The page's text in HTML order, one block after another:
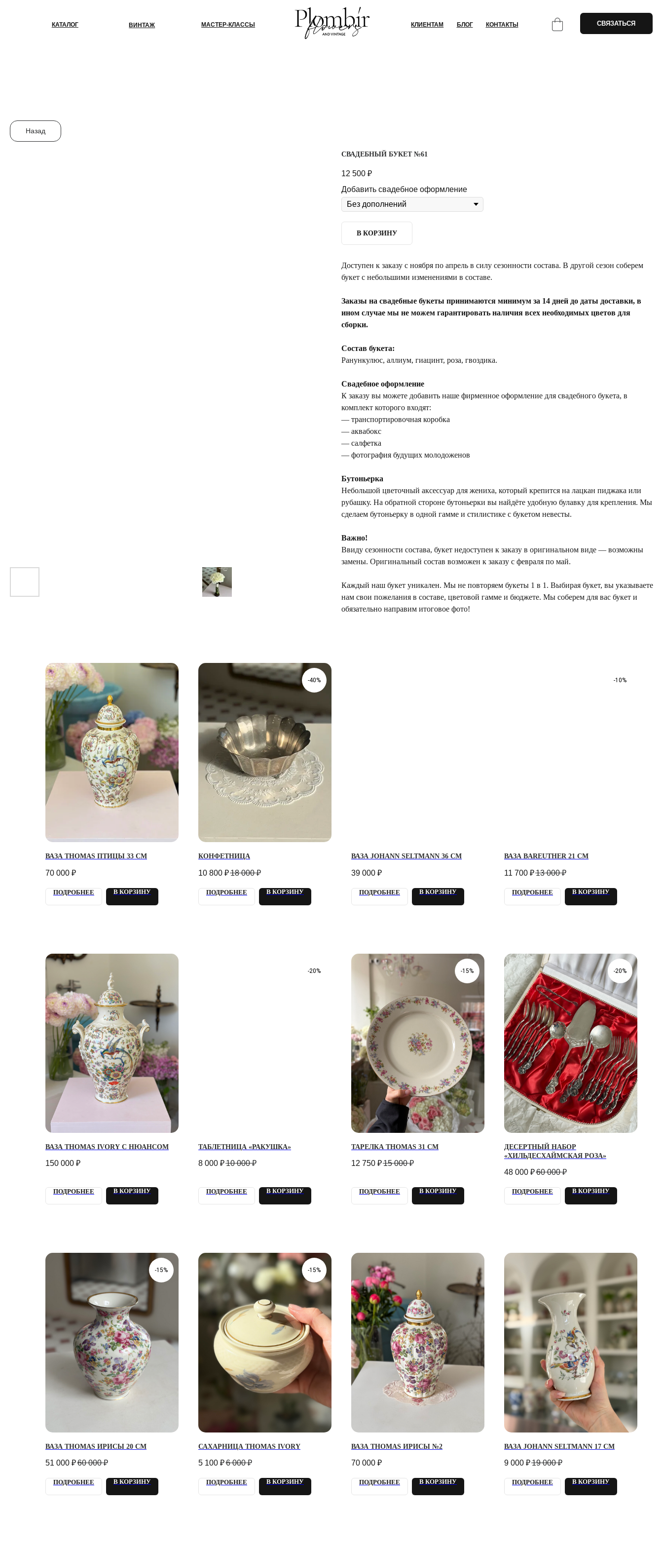
ВИНТАЖ МАСТЕР-КЛАССЫ БЛОГ
КАТАЛОГ КОНТАКТЫ СВЯЗАТЬСЯ
Назад
СВАДЕБНЫЙ БУКЕТ №61
12 500 ₽
Добавить свадебное оформление
В КОРЗИНУ
Доступен к заказу с ноября по апрель в силу сезонности состава. В другой сезон соберем
букет с небольшими изменениями в составе.
Заказы на свадебные букеты принимаются минимум за 14 дней до даты доставки, в
ином случае мы не можем гарантировать наличия всех необходимых цветов для
сборки.
Состав букета:
Ранункулюс, аллиум, гиацинт, роза, гвоздика.
Свадебное оформление
К заказу вы можете добавить наше фирменное оформление для свадебного букета, в
комплект которого входят:
— транспортировочная коробка
— аквабокс
— салфетка
— фотография будущих молодоженов
Бутоньерка
Небольшой цветочный аксессуар для жениха, который крепится на лацкан пиджака или
рубашку. На обратной стороне бутоньерки вы найдёте удобную булавку для крепления. Мы
сделаем бутоньерку в одной гамме и стилистике с букетом невесты.
Важно!
Ввиду сезонности состава, букет недоступен к заказу в оригинальном виде — возможны
замены. Оригинальный состав возможен к заказу с февраля по май.
Каждый наш букет уникален. Мы не повторяем букеты 1 в 1. Выбирая букет, вы указываете
нам свои пожелания в составе, цветовой гамме и бюджете. Мы соберем для вас букет и
обязательно направим итоговое фото!
ВАЗА THOMAS ПТИЦЫ 33 СМ
70 000 ₽
ПОДРОБНЕЕ В КОРЗИНУ
-40%
КОНФЕТНИЦА
10 800 ₽18 000 ₽
ПОДРОБНЕЕ В КОРЗИНУ
ВАЗА JOHANN SELTMANN 36 СМ
39 000 ₽
ПОДРОБНЕЕ В КОРЗИНУ
-10%
ВАЗА BAREUTHER 21 СМ
11 700 ₽13 000 ₽
ПОДРОБНЕЕ В КОРЗИНУ
ВАЗА THOMAS IVORY С НЮАНСОМ
150 000 ₽
ПОДРОБНЕЕ В КОРЗИНУ
-20%
ТАБЛЕТНИЦА «РАКУШКА»
8 000 ₽10 000 ₽
ПОДРОБНЕЕ В КОРЗИНУ
-15%
ТАРЕЛКА THOMAS 31 СМ
12 750 ₽15 000 ₽
ПОДРОБНЕЕ В КОРЗИНУ
-20%
ДЕСЕРТНЫЙ НАБОР
«ХИЛЬДЕСХАЙМСКАЯ РОЗА»
48 000 ₽60 000 ₽
ПОДРОБНЕЕ В КОРЗИНУ
-15%
ВАЗА THOMAS ИРИСЫ 20 СМ
51 000 ₽60 000 ₽
ПОДРОБНЕЕ В КОРЗИНУ
-15%
САХАРНИЦА THOMAS IVORY
5 100 ₽6 000 ₽
ПОДРОБНЕЕ В КОРЗИНУ
ВАЗА THOMAS ИРИСЫ №2
70 000 ₽
ПОДРОБНЕЕ В КОРЗИНУ
ВАЗА JOHANN SELTMANN 17 СМ
9 000 ₽19 000 ₽
ПОДРОБНЕЕ В КОРЗИНУ
ТЕЛЕГРАМ-КАНАЛ О ВИНТАЖЕ
+7 981 9672833
Ответим на все вопросы!
info@plombirflowers.ru
Каждый день с 9:00 до
21:00
ИП Сомова Валентина Юриевна
ОГРНИП 320470400035500